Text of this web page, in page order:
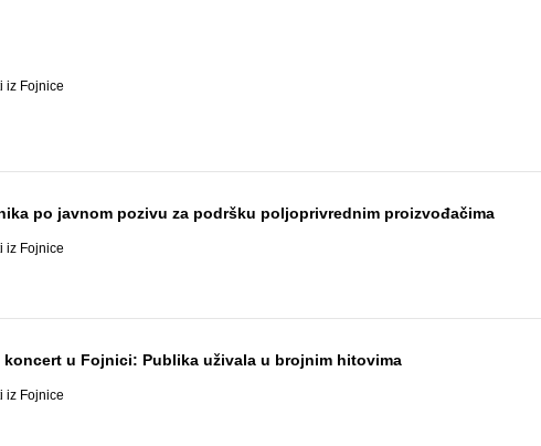
iz Fojnice
po javnom pozivu za podršku poljoprivrednim proizvođačima
iz Fojnice
koncert u Fojnici: Publika uživala u brojnim hitovima
iz Fojnice